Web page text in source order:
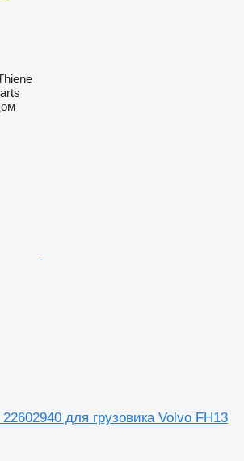
для грузовика Volvo FH13